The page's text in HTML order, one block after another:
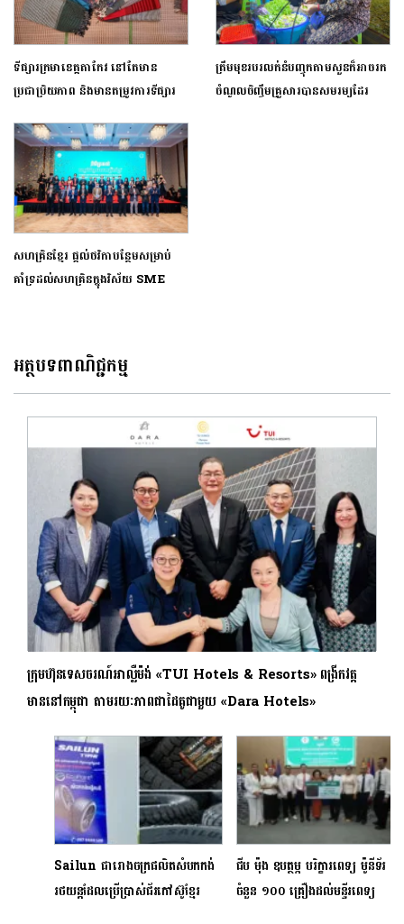
ទីផ្សារក្រមាខេត្តតាកែវ នៅតែមាន
ប្រជាប្រិយភាព និងមានតម្រូវការទីផ្សារ
ត្រឹមមុខរបរលក់នំបញ្ចុកតាមសួនក៏អាចរក
ចំណូលចិញ្ចឹមគ្រួសារបានសមរម្យដែរ
សហគ្រិនខ្មែរ ផ្ដល់ថវិកាបន្ថែមសម្រាប់
គាំទ្រដល់សហគ្រិនក្នុងវិស័យ SME
អត្ថបទពាណិជ្ជកម្ម
ក្រុមហ៊ុនទេសចរណ៍អាល្លឺម៉ង់ «TUI Hotels & Resorts» ពង្រីកវត្ត
មាននៅកម្ពុជា តាមរយៈភាពជាដៃគូជាមួយ «Dara Hotels»
Sailun ជារោងចក្រផលិតសំបកកង់
រថយន្តដែលប្រើប្រាស់ជ័រកៅស៊ូខ្មែរ
ជីប ម៉ុង ឧបត្ថម្ភ បរិក្ខារពេទ្យ ម៉ូនីទ័រ
ចំនួន ១០០ គ្រឿងដល់មន្ទីរពេទ្យ